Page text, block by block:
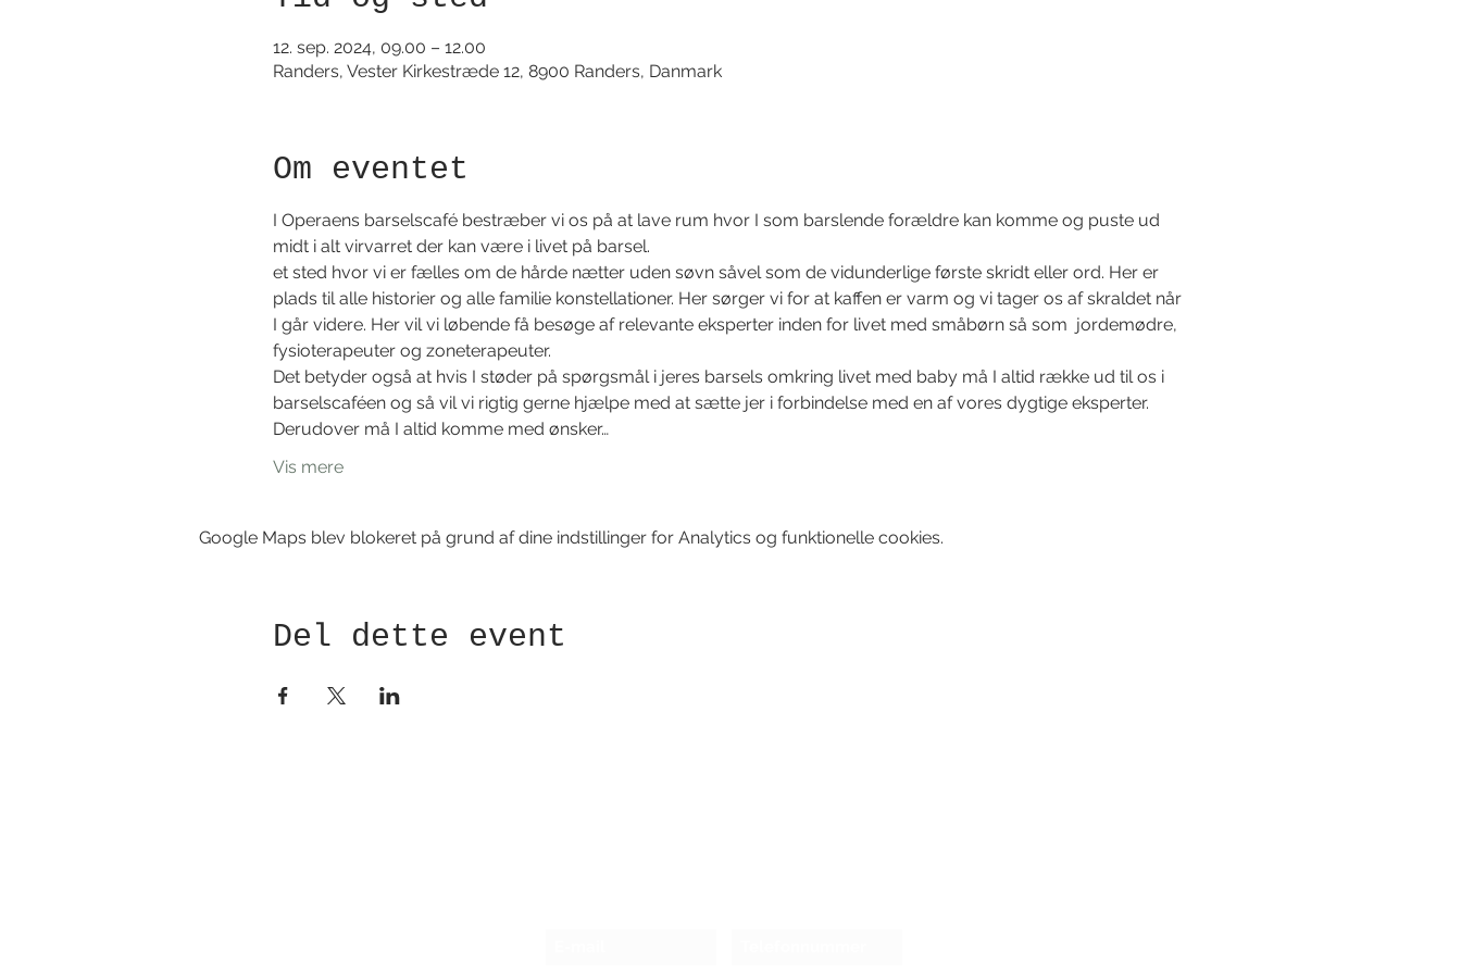
12. sep. 2024, 09.00 – 12.00
Randers, Vester Kirkestræde 12, 8900 Randers, Danmark
Om eventet
I Operaens barselscafé bestræber vi os på at lave rum hvor I som barslende forældre kan komme og puste ud
midt i alt virvarret der kan være i livet på barsel.
et sted hvor vi er fælles om de hårde nætter uden søvn såvel som de vidunderlige første skridt eller ord. Her er
plads til alle historier og alle familie konstellationer. Her sørger vi for at kaffen er varm og vi tager os af skraldet når
I går videre. Her vil vi løbende få besøge af relevante eksperter inden for livet med småbørn så som  jordemødre,
fysioterapeuter og zoneterapeuter.
Det betyder også at hvis I støder på spørgsmål i jeres barsels omkring livet med baby må I altid række ud til os i
barselscaféen og så vil vi rigtig gerne hjælpe med at sætte jer i forbindelse med en af vores dygtige eksperter.
Derudover må I altid komme med ønsker…
Vis mere
Google Maps blev blokeret på grund af dine indstillinger for Analytics og funktionelle cookies.
Del dette event